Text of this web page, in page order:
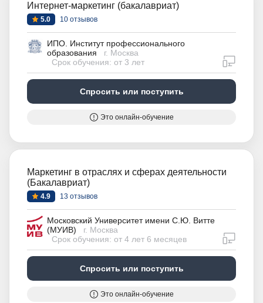
Интернет-маркетинг (бакалавриат)
5.0 10 отзывов
ИПО. Институт профессионального
образования
г. Москва
Срок обучения: от 3 лет
Спросить или поступить
Это онлайн-обучение
Маркетинг в отраслях и сферах деятельности
(Бакалавриат)
4.9 13 отзывов
Московский Университет имени С.Ю. Витте
(МУИВ)
г. Москва
Срок обучения: от 4 лет 6 месяцев
Спросить или поступить
Это онлайн-обучение